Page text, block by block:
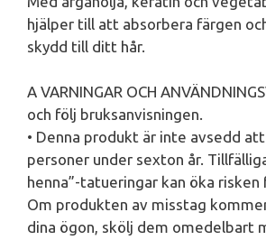
hjälper till att absorbera färgen
skydd till ditt hår.
A VARNINGAR OCH
och följ bruksanvisningen.
• Denna produkt är inte avsedd
personer under sexton år.
henna”-tatueringar kan öka risken
Om produkten av misstag
dina ögon, skölj dem omedelbart